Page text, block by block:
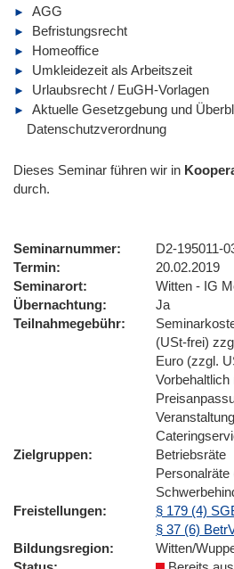
AGG
Befristungsrecht
Homeoffice
Umkleidezeit als Arbeitszeit
Urlaubsrecht / EuGH-Vorlagen
Aktuelle Gesetzgebung und
Datenschutzverordnung
Dieses Seminar führen wir in
durch.
Seminarnummer
D2-195011-
Termin
20.02.2019
Seminarort
Witten - IG
Übernachtung
Ja
Teilnahmegebühr
(USt-frei)
Euro (zzgl.
Zielgruppen
Betriebsräte
Freistellungen
§ 179 (4)
§ 37 (6)
Bildungsregion
Witten/